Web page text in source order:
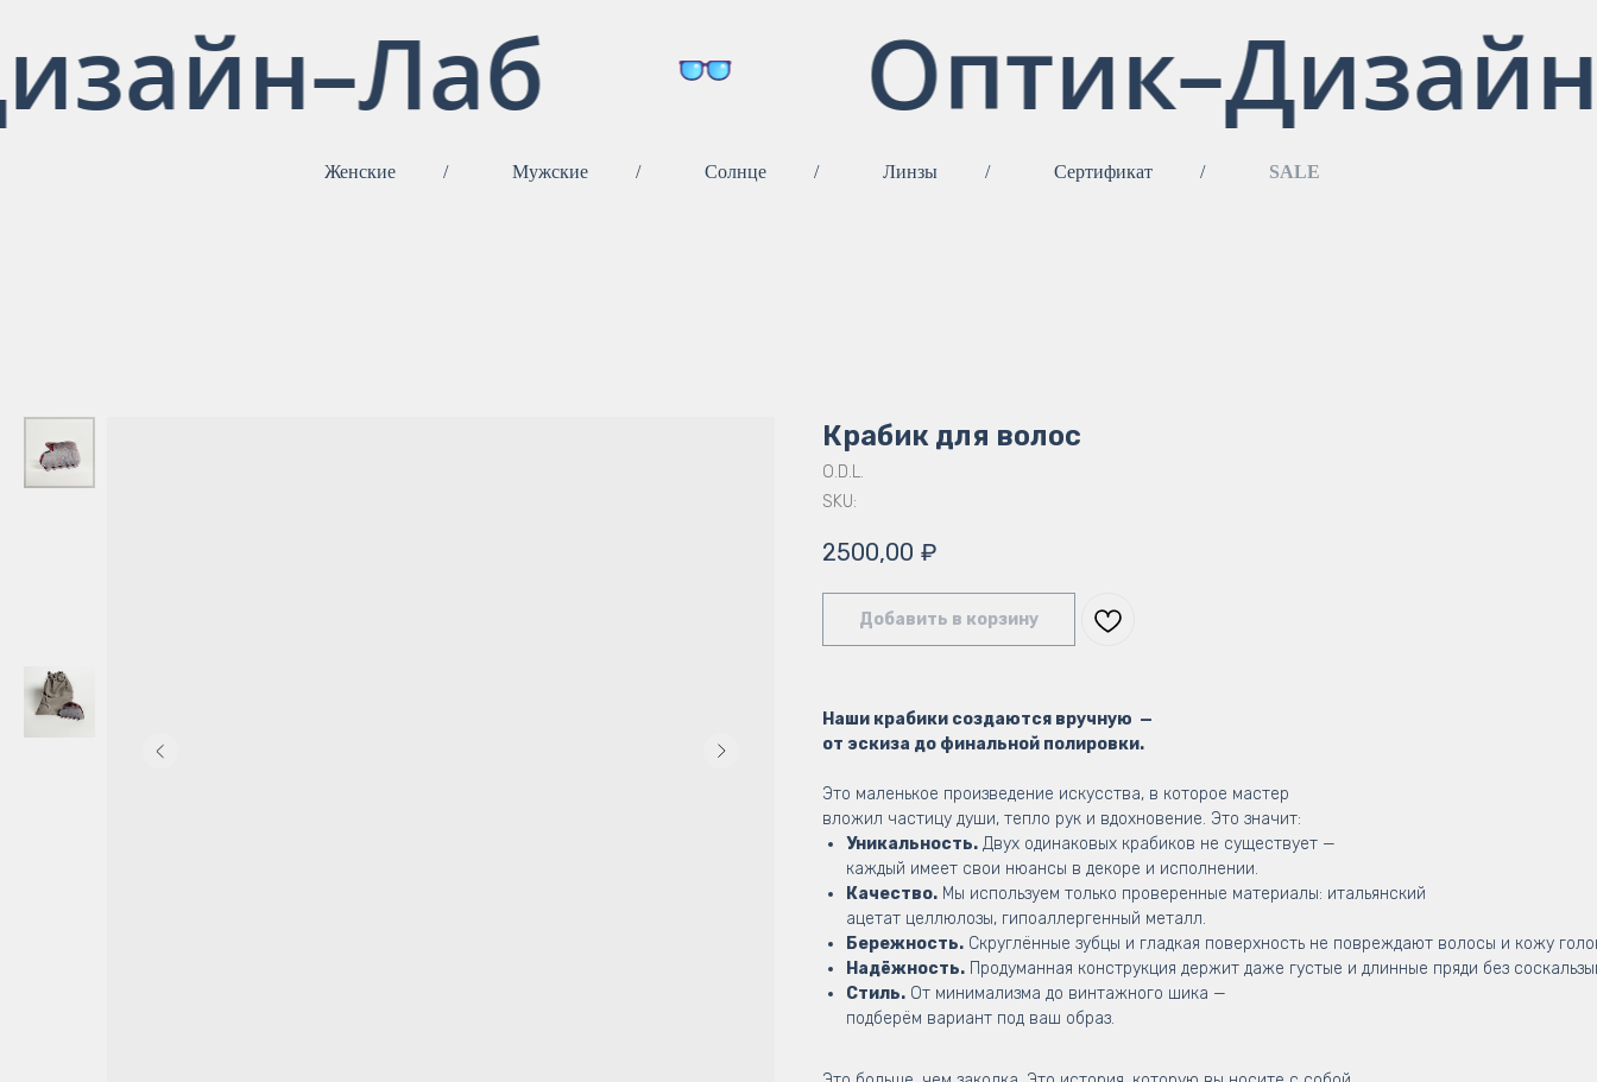
Женские / Мужские / Солнце / Линзы / Сертификат / SALE
Крабик для волос
O.D.L.
SKU:
2500,00 ₽
Добавить в корзину
Наши крабики создаются вручную —
от эскиза до финальной полировки.
Это маленькое произведение искусства, в которое мастер
вложил частицу души, тепло рук и вдохновение. Это значит:
Уникальность. Двух одинаковых крабиков не существует —
каждый имеет свои нюансы в декоре и исполнении.
Качество. Мы используем только проверенные материалы: итальянский
ацетат целлюлозы, гипоаллергенный металл.
Бережность. Скруглённые зубцы и гладкая поверхность не повреждают волосы и кожу
Надёжность. Продуманная конструкция держит даже густые и длинные пряди без
Стиль. От минимализма до винтажного шика —
подберём вариант под ваш образ.